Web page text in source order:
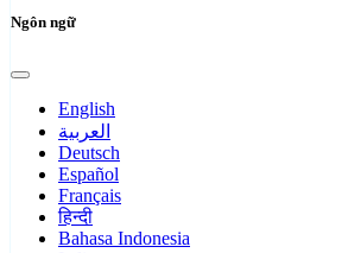
Ngôn ngữ
English
العربية
Deutsch
Español
Français
हिन्दी
Bahasa Indonesia